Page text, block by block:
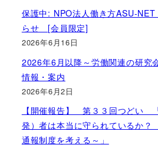
保護中: NPO法人働き方ASU-
らせ [会員限定]
2026年6月16日
2026年6月以降～労働関連の研究
情報・案内
2026年6月2日
【開催報告】 第３３回つどい
発）者は本当に守られているか
通報制度を考える～」